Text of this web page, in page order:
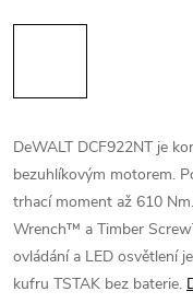
DeWALT DCF922NT je
bezuhlíkovým motorem.
trhací moment až 610
Wrench™ a Timber
ovládání a LED osvětlení
kufru TSTAK bez baterie.